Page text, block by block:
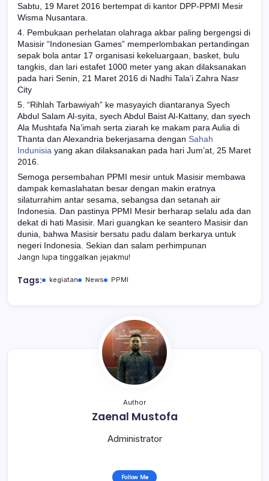
Sabtu, 19 Maret 2016 bertempat di kantor DPP-PPMI Mesir
Wisma Nusantara.
4. Pembukaan perhelatan olahraga akbar paling bergengsi di
Masisir “Indonesian Games” memperlombakan pertandingan
sepak bola antar 17 organisasi kekeluargaan, basket, bulu
tangkis, dan lari estafet 1000 meter yang akan dilaksanakan
pada hari Senin, 21 Maret 2016 di Nadhi Tala’i Zahra Nasr
City
5. “Rihlah Tarbawiyah” ke masyayich diantaranya Syech
Abdul Salam Al-syita, syech Abdul Baist Al-Kattany, dan syech
Ala Mushtafa Na’imah serta ziarah ke makam para Aulia di
Thanta dan Alexandria bekerjasama dengan Sahah
Indunisia yang akan dilaksanakan pada hari Jum’at, 25 Maret
2016.
Semoga persembahan PPMI mesir untuk Masisir membawa
dampak kemaslahatan besar dengan makin eratnya
silaturrahim antar sesama, sebangsa dan setanah air
Indonesia. Dan pastinya PPMI Mesir berharap selalu ada dan
dekat di hati Masisir. Mari guangkan ke seantero Masisir dan
dunia, bahwa Masisir bersatu padu dalam berkarya untuk
negeri Indonesia. Sekian dan salam perhimpunan
Jangn lupa tinggalkan jejakmu!
Tags: kegiatan News PPMI
Author
Zaenal Mustofa
Administrator
Follow Me